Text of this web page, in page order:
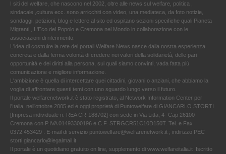
I siti del welfare, che nascono nel 2002, oltre alle news sul welfare, politica ,
sindacale ,cultura ecc. sono arricchiti con video, una mediateca, da foto notizie,
sondaggi, petizioni, blog e lettere al sito ed ospitano sezioni specifiche quali Pianeta
Migranti , L'Eco del Popolo e Cremona nel Mondo in collaborazione con le
associazioni di riferimento.
L'idea di costruire la rete dei portali Welfare News nasce dalla nostra esperienza
concreta e dalla ferma volontà di credere nei valori della solidarietà, delle pari
opportunità e dei diritti alla persona, sui quali siamo convinti, vada fatta più
comunicazione e migliore informazione.
L'ambizione è quella di intercettare quei cittadini, giovani o anziani, che abbiamo la
voglia di affrontare questi temi con uno sguardo lungo verso il futuro.
Il portale welfarenetwork.it è stato registrato, al Network Information Center per
l'Italia, nell’ottobre 2005 ed è oggi proprietà di Puntowelfare di GIANCARLO STORTI
[Impresa individuale n. REA CR-188702] con sede in Via Litta, 4- Cap 26100
Cremona con P.IVA 01493300196 e C.F. STRGCR51C10D150T. Tel. e Fax
0372.453429 . E-mail di servizio puntowelfare@welfarenetwork.it ; indirizzo PEC
storti.giancarlo@legalmail.it
Il portale è un quotidiano gratuito on line, supplemento di www.welfareitalia.it ,Iscritto